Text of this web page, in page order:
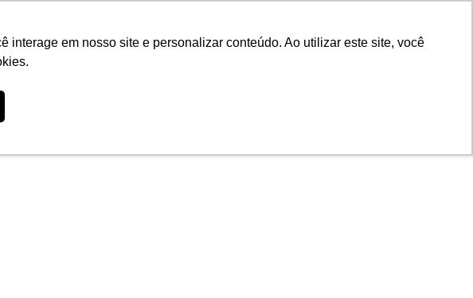
em nosso site e personalizar conteúdo. Ao utilizar este site, você